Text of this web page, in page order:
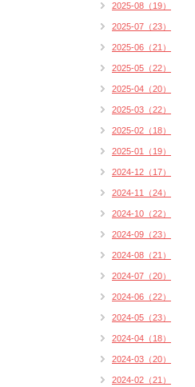
2025-08（19）
2025-07（23）
2025-06（21）
2025-05（22）
2025-04（20）
2025-03（22）
2025-02（18）
2025-01（19）
2024-12（17）
2024-11（24）
2024-10（22）
2024-09（23）
2024-08（21）
2024-07（20）
2024-06（22）
2024-05（23）
2024-04（18）
2024-03（20）
2024-02（21）